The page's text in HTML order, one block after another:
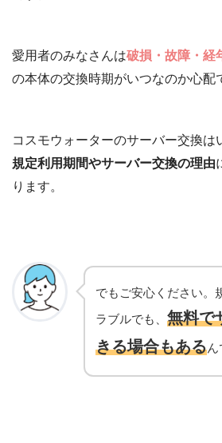
愛用者のみなさんは破損・故障・経
の本体の交換時期がいつなのか心配
コスモウォーターのサーバー交換は
規定利用期間やサーバー交換の理由
ります。
でもご安心ください。
ラブルでも、 無料で
きる場合もあるん